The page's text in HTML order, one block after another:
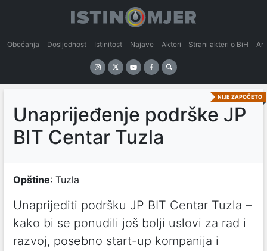
Obećanja Dosljednost Istinitost Najave Akteri Strani akteri o BiH
NIJE ZAPOČETO
Unaprijeđenje podrške JP
BIT Centar Tuzla
Opštine: Tuzla
Unaprijediti podršku JP BIT Centar Tuzla –
kako bi se ponudili još bolji uslovi za rad i
razvoj, posebno start-up kompanija i